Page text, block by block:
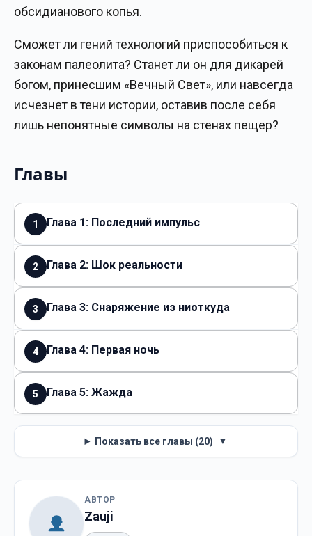
обсидианового копья.
Сможет ли гений технологий приспособиться к
законам палеолита? Станет ли он для дикарей
богом, принесшим «Вечный Свет», или навсегда
исчезнет в тени истории, оставив после себя
лишь непонятные символы на стенах пещер?
Главы
1 Глава 1: Последний импульс
2 Глава 2: Шок реальности
3 Глава 3: Снаряжение из ниоткуда
4 Глава 4: Первая ночь
5 Глава 5: Жажда
Показать все главы (20) ▼
АВТОР
Zauji